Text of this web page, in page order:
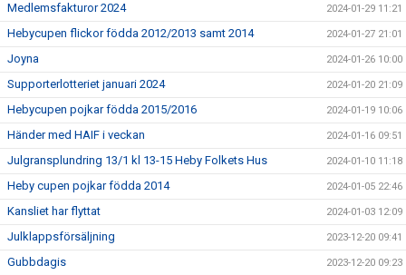
Medlemsfakturor 2024 2024-01-29 11:21
Hebycupen flickor födda 2012/2013 samt 2014 2024-01-27 21:01
Joyna 2024-01-26 10:00
Supporterlotteriet januari 2024 2024-01-20 21:09
Hebycupen pojkar födda 2015/2016 2024-01-19 10:06
Händer med HAIF i veckan 2024-01-16 09:51
Julgransplundring 13/1 kl 13-15 Heby Folkets Hus 2024-01-10 11:18
Heby cupen pojkar födda 2014 2024-01-05 22:46
Kansliet har flyttat 2024-01-03 12:09
Julklappsförsäljning 2023-12-20 09:41
Gubbdagis 2023-12-20 09:23